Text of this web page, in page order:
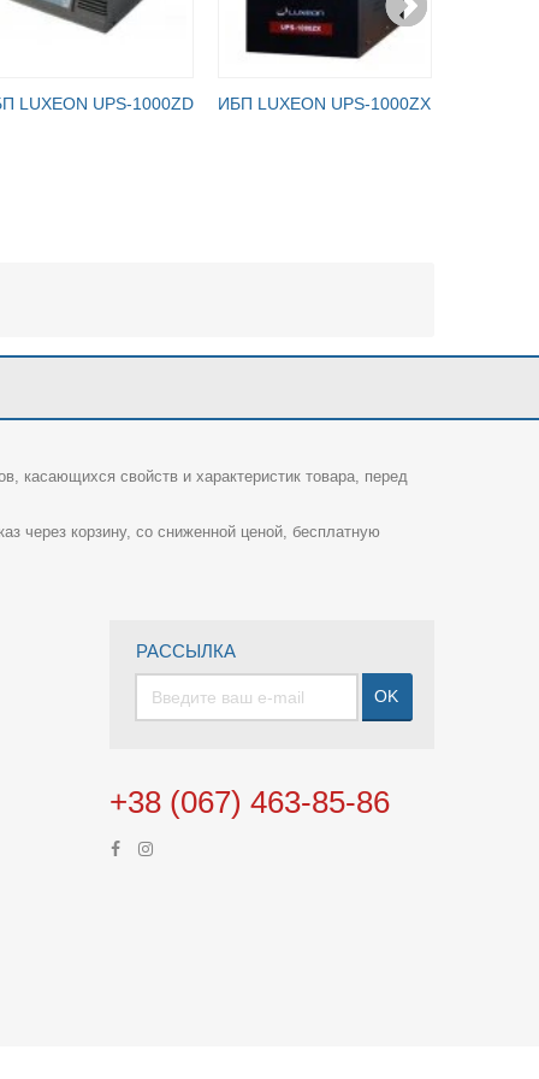
LUXEON UPS-1000ZD ИБП LUXEON UPS-1000ZX
касающихся свойств и характеристик товара, перед
через корзину, со сниженной ценой, бесплатную
РАССЫЛКА
OK
+38 (067) 463-85-86